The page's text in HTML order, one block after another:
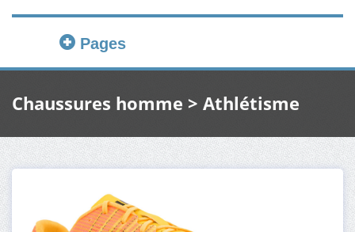
Pages
Chaussures homme > Athlétisme